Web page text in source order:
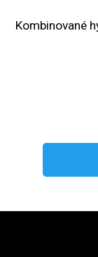
Kombinované